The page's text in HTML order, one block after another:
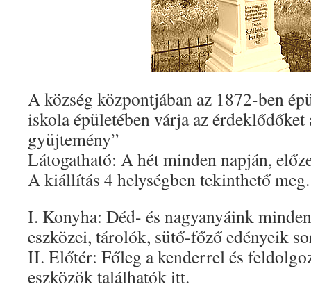
A község központjában az 1872-ben
iskola épületében várja az
gyüjtemény”
Látogatható: A hét minden napján,
A kiállítás 4 helységben tekinthető meg.
I. Konyha: Déd- és nagyanyáink
eszközei, tárolók, sütő-főző edényeik
II. Előtér: Főleg a kenderrel és
eszközök találhatók itt.